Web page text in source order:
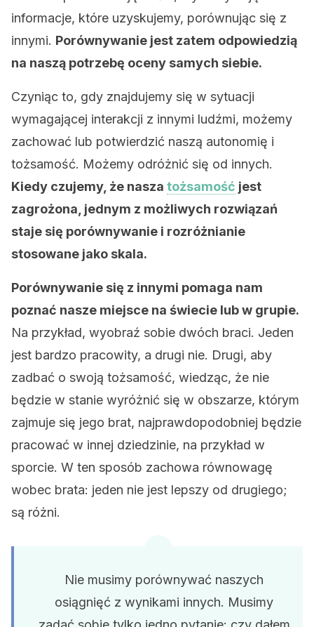
informacje, które uzyskujemy, porównując się z
innymi. Porównywanie jest zatem odpowiedzią
na naszą potrzebę oceny samych siebie.
Czyniąc to, gdy znajdujemy się w sytuacji
wymagającej interakcji z innymi ludźmi, możemy
zachować lub potwierdzić naszą autonomię i
tożsamość. Możemy odróżnić się od innych.
Kiedy czujemy, że nasza tożsamość jest
zagrożona, jednym z możliwych rozwiązań
staje się porównywanie i rozróżnianie
stosowane jako skala.
Porównywanie się z innymi pomaga nam
poznać nasze miejsce na świecie lub w grupie.
Na przykład, wyobraź sobie dwóch braci. Jeden
jest bardzo pracowity, a drugi nie. Drugi, aby
zadbać o swoją tożsamość, wiedząc, że nie
będzie w stanie wyróżnić się w obszarze, którym
zajmuje się jego brat, najprawdopodobniej będzie
pracować w innej dziedzinie, na przykład w
sporcie. W ten sposób zachowa równowagę
wobec brata: jeden nie jest lepszy od drugiego;
są różni.
Nie musimy porównywać naszych
osiągnięć z wynikami innych. Musimy